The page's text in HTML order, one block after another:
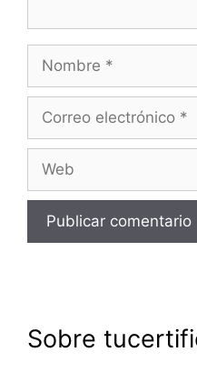
Nombre
Correo
Web
Sobre